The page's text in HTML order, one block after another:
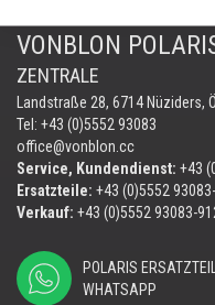
VONBLON
ZENTRALE
Landstraße 28, 6714 Nüziders,
Tel: +43 (0)5552 93083
office@vonblon.cc
Service, Kundendienst: +43
Ersatzteile: +43 (0)5552
Verkauf: +43 (0)5552 93083-
POLARIS
WHATSAPP